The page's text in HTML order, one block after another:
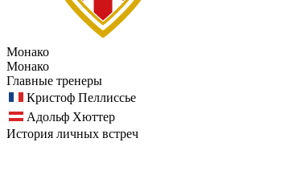
Монако
Монако
Главные тренеры
Кристоф Пеллиссье
Адольф Хюттер
История личных встреч